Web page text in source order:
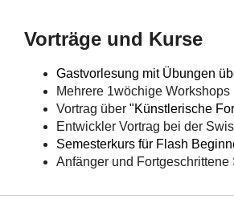
Vorträge und Kurse
Gastvorlesung mit Übungen
Mehrere 1wöchige Workshops
Vortrag über "Künstlerische
Entwickler Vortrag bei der
Semesterkurs für Flash
Anfänger und